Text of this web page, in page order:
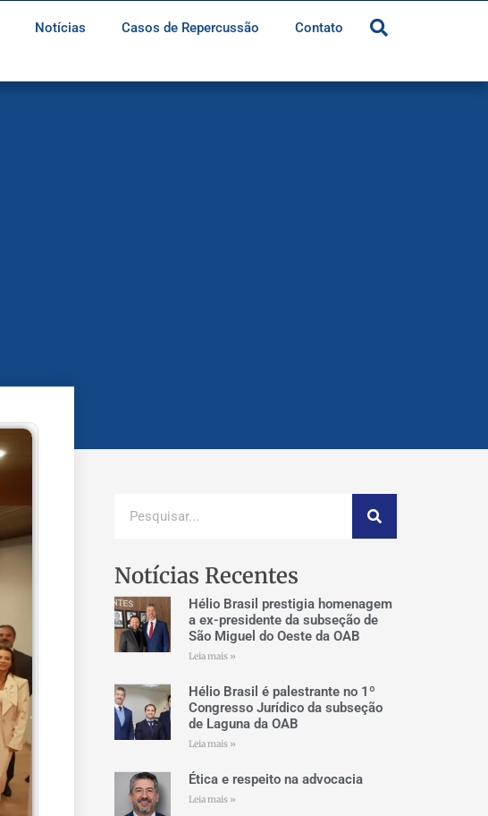
Notícias Casos de Repercussão Contato
Notícias Recentes
Hélio Brasil prestigia homenagem
a ex-presidente da subseção de
São Miguel do Oeste da OAB
Leia mais »
Hélio Brasil é palestrante no 1º
Congresso Jurídico da subseção
de Laguna da OAB
Leia mais »
Ética e respeito na advocacia
Leia mais »